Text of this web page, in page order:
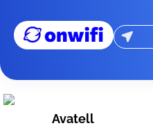
Avatell